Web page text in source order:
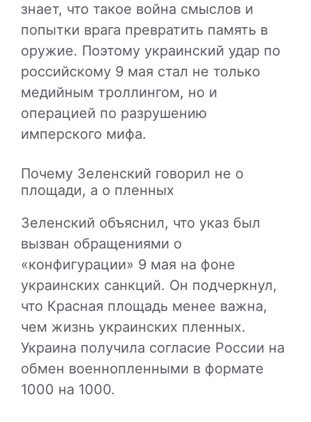
знает, что такое война смыслов и
попытки врага превратить память в
оружие. Поэтому украинский удар по
российскому 9 мая стал не только
медийным троллингом, но и
операцией по разрушению
имперского мифа.
Почему Зеленский говорил не о
площади, а о пленных
Зеленский объяснил, что указ был
вызван обращениями о
«конфигурации» 9 мая на фоне
украинских санкций. Он подчеркнул,
что Красная площадь менее важна,
чем жизнь украинских пленных.
Украина получила согласие России на
обмен военнопленными в формате
1000 на 1000.